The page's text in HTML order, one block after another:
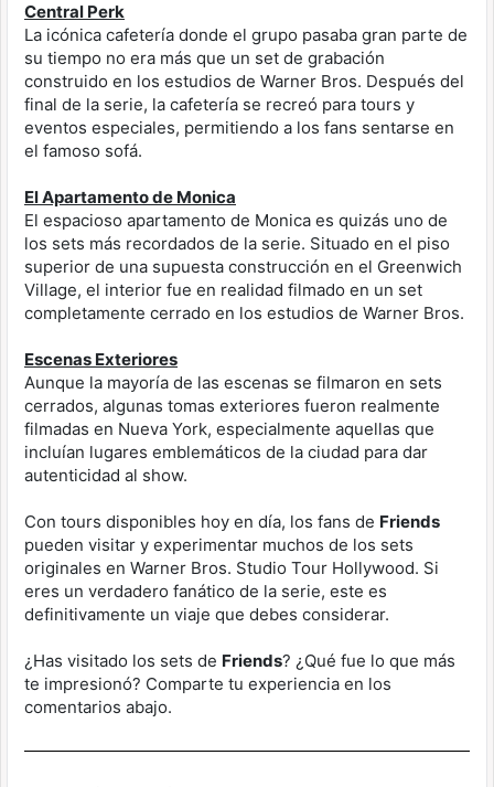
Central Perk
La icónica cafetería donde el grupo pasaba gran parte de
su tiempo no era más que un set de grabación
construido en los estudios de Warner Bros. Después del
final de la serie, la cafetería se recreó para tours y
eventos especiales, permitiendo a los fans sentarse en
el famoso sofá.
El Apartamento de Monica
El espacioso apartamento de Monica es quizás uno de
los sets más recordados de la serie. Situado en el piso
superior de una supuesta construcción en el Greenwich
Village, el interior fue en realidad filmado en un set
completamente cerrado en los estudios de Warner Bros.
Escenas Exteriores
Aunque la mayoría de las escenas se filmaron en sets
cerrados, algunas tomas exteriores fueron realmente
filmadas en Nueva York, especialmente aquellas que
incluían lugares emblemáticos de la ciudad para dar
autenticidad al show.
Con tours disponibles hoy en día, los fans de Friends
pueden visitar y experimentar muchos de los sets
originales en Warner Bros. Studio Tour Hollywood. Si
eres un verdadero fanático de la serie, este es
definitivamente un viaje que debes considerar.
¿Has visitado los sets de Friends? ¿Qué fue lo que más
te impresionó? Comparte tu experiencia en los
comentarios abajo.